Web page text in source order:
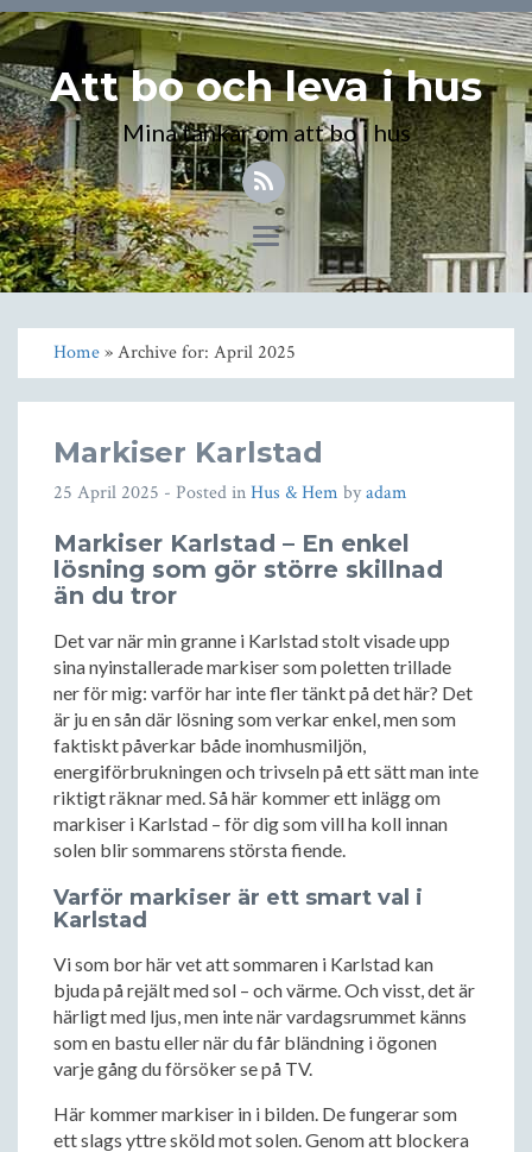
Att bo och leva i hus
Mina tankar om att bo i hus
Toggle
navigation
Home» Archive for: April 2025
Markiser Karlstad
25 April 2025 - Posted inHus & Hem byadam
Markiser Karlstad – En enkel
lösning som gör större skillnad
än du tror
Det var när min granne i Karlstad stolt visade upp
sina nyinstallerade markiser som poletten trillade
ner för mig: varför har inte fler tänkt på det här? Det
är ju en sån där lösning som verkar enkel, men som
faktiskt påverkar både inomhusmiljön,
energiförbrukningen och trivseln på ett sätt man inte
riktigt räknar med. Så här kommer ett inlägg om
markiser i Karlstad – för dig som vill ha koll innan
solen blir sommarens största fiende.
Varför markiser är ett smart val i
Karlstad
Vi som bor här vet att sommaren i Karlstad kan
bjuda på rejält med sol – och värme. Och visst, det är
härligt med ljus, men inte när vardagsrummet känns
som en bastu eller när du får bländning i ögonen
varje gång du försöker se på TV.
Här kommer markiser in i bilden. De fungerar som
ett slags yttre sköld mot solen. Genom att blockera